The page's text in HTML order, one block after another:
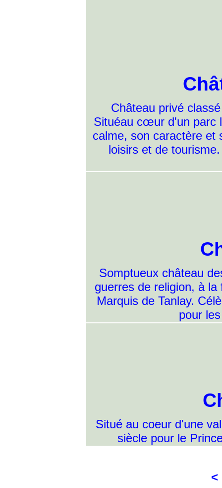
Château privé
Situéau cœur d'un parc
calme, son caractère et
loisirs et de
Somptueux château
guerres de religion, à
Marquis de Tanlay.
pour
Situé au coeur d'une
siècle pour le
<